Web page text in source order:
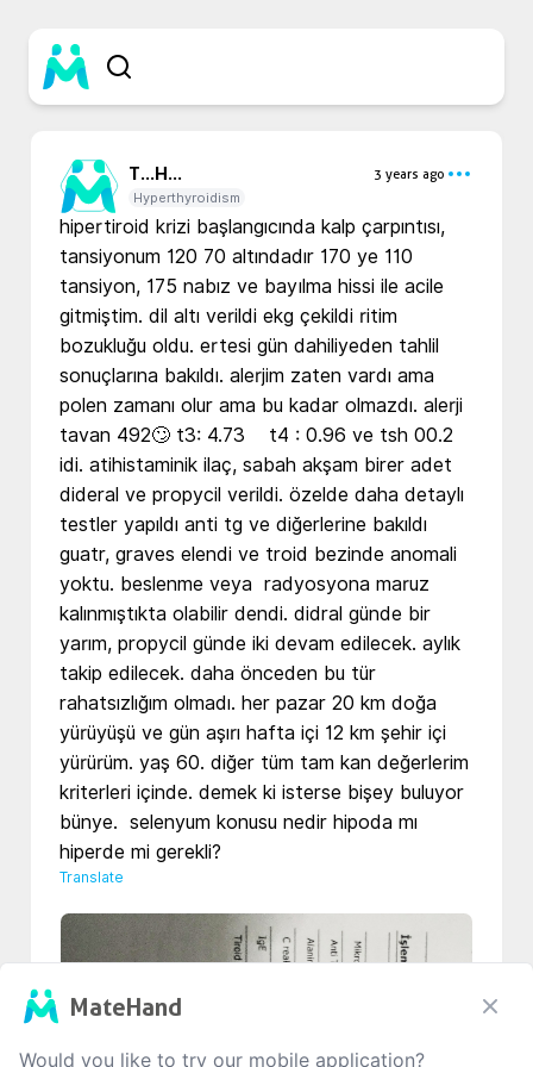
T...H...
3 years ago
Hyperthyroidism
hipertiroid krizi başlangıcında kalp çarpıntısı,
tansiyonum 120 70 altındadır 170 ye 110
tansiyon, 175 nabız ve bayılma hissi ile acile
gitmiştim. dil altı verildi ekg çekildi ritim
bozukluğu oldu. ertesi gün dahiliyeden tahlil
sonuçlarına bakıldı. alerjim zaten vardı ama
polen zamanı olur ama bu kadar olmazdı. alerji
tavan 492🙄 t3: 4.73    t4 : 0.96 ve tsh 00.2
idi. atihistaminik ilaç, sabah akşam birer adet
dideral ve propycil verildi. özelde daha detaylı
testler yapıldı anti tg ve diğerlerine bakıldı
guatr, graves elendi ve troid bezinde anomali
yoktu. beslenme veya  radyosyona maruz
kalınmıştıkta olabilir dendi. didral günde bir
yarım, propycil günde iki devam edilecek. aylık
takip edilecek. daha önceden bu tür
rahatsızlığım olmadı. her pazar 20 km doğa
yürüyüşü ve gün aşırı hafta içi 12 km şehir içi
yürürüm. yaş 60. diğer tüm tam kan değerlerim
kriterleri içinde. demek ki isterse bişey buluyor
bünye.  selenyum konusu nedir hipoda mı
hiperde mi gerekli?
Translate
MateHand
Would you like to try our mobile application?